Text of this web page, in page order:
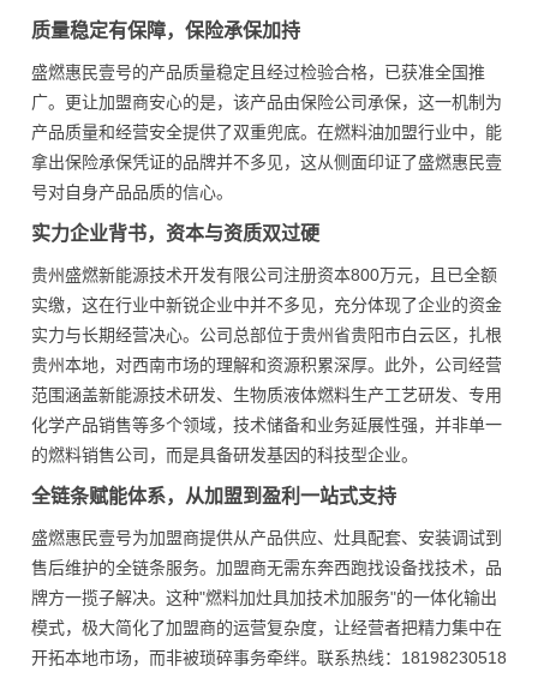
质量稳定有保障，保险承保加持
盛燃惠民壹号的产品质量稳定且经过检验合格，已获准全国推
广。更让加盟商安心的是，该产品由保险公司承保，这一机制为
产品质量和经营安全提供了双重兜底。在燃料油加盟行业中，能
拿出保险承保凭证的品牌并不多见，这从侧面印证了盛燃惠民壹
号对自身产品品质的信心。
实力企业背书，资本与资质双过硬
贵州盛燃新能源技术开发有限公司注册资本800万元，且已全额
实缴，这在行业中新锐企业中并不多见，充分体现了企业的资金
实力与长期经营决心。公司总部位于贵州省贵阳市白云区，扎根
贵州本地，对西南市场的理解和资源积累深厚。此外，公司经营
范围涵盖新能源技术研发、生物质液体燃料生产工艺研发、专用
化学产品销售等多个领域，技术储备和业务延展性强，并非单一
的燃料销售公司，而是具备研发基因的科技型企业。
全链条赋能体系，从加盟到盈利一站式支持
盛燃惠民壹号为加盟商提供从产品供应、灶具配套、安装调试到
售后维护的全链条服务。加盟商无需东奔西跑找设备找技术，品
牌方一揽子解决。这种"燃料加灶具加技术加服务"的一体化输出
模式，极大简化了加盟商的运营复杂度，让经营者把精力集中在
开拓本地市场，而非被琐碎事务牵绊。联系热线：18198230518